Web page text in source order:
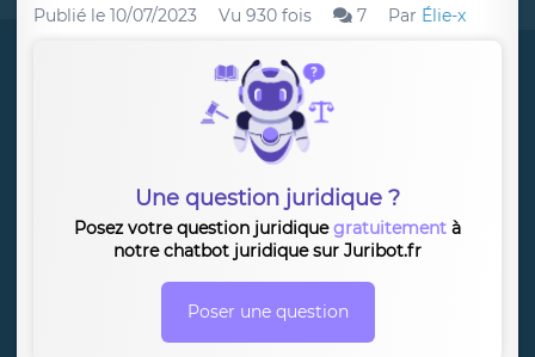
Publié le 10/07/2023 Vu 930 fois 7 Par Élie-x
Une question juridique ?
Posez votre question juridiquegratuitement à
notre chatbot juridique sur Juribot.fr
Poser une question